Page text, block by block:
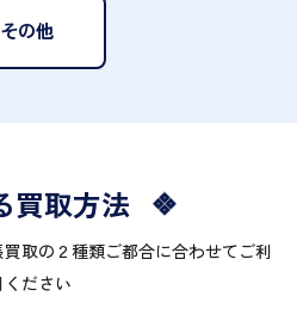
その他
買取方法
取の２種類ご都合に合わせてご利
ください